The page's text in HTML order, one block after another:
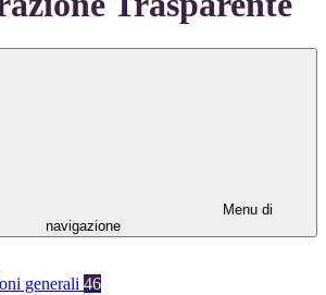
Menu di
navigazione
generali 46